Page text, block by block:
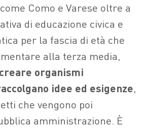
Como e Varese oltre a
di educazione civica e
per la fascia di età che
alla terza media,
creare organismi
idee ed esigenze,
che vengono poi
amministrazione. È